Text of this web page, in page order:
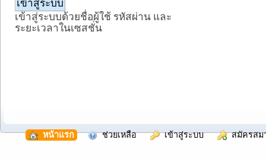
เข้าสู่ระบบด้วยชื่อผู้ใช้ รหัสผ่าน และ
ระยะเวลาในเซสชั่น
หน้าแรก ช่วยเหลือ เข้าสู่ระบบ สมัครสม